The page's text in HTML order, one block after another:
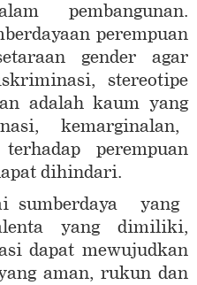
pembangunan.
perempuan
gender agar
stereotipe
adalah kaum yang
kemarginalan,
perempuan
dihindari.
sumberdaya yang
yang dimiliki,
dapat mewujudkan
aman, rukun dan